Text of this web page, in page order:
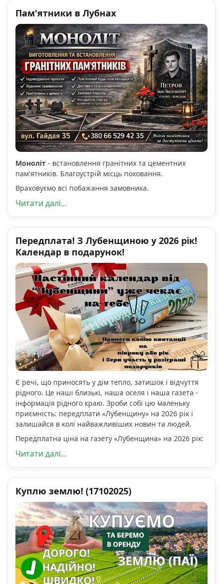
Пам'ятники в Лубнах
Моноліт - встановлення гранітних та цементних
пам'ятників. Благоустрій місць поховання.
Враховуємо всі побажання замовника.
Читати далі...
Передплата! З Лубенщиною у 2026 рік!
Календар в подарунок!
Є речі, що приносять у дім тепло, затишок і відчуття
рідного. Це наші близькі, наша оселя і наша газета -
інформація рідного краю. Зроби собі цю маленьку
приємність: передплати «Лубенщину» на 2026 рік і
залишайся в колі найважливіших новин та людей.
Передплатна ціна на газету «Лубенщина» на 2026 рік:
Читати далі...
Куплю землю! (17102025)